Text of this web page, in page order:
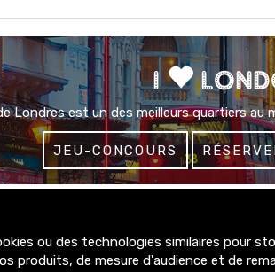
I
Londres est un des meilleurs quartiers au
JEU-CONCOURS
ou des technologies similaires pour
produits, de mesure d'audience et de